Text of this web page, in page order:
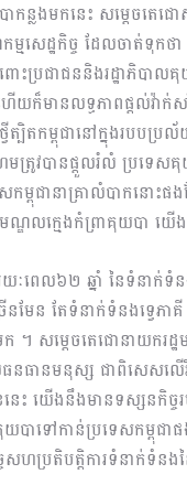
កន្លងមកនេះ សម្តេចតេជ
ម្មសេដ្ឋកិច្ច ដែលចាត់ទុ
ោះប្រជាជននិងរដ្ឋាភិបា
ក៏មានលទ្ធភាពផ្ដល់វ៉
វីត្បិតកម្ពុជានៅក្នុងរប
មត្រូវបានផ្ដួលរំលំ ប្រទេ
ពុជានាគ្រាលំបាកនោះ
ឌលក្មេងកំព្រាគុយបា យ
ពេល៦២ ឆ្នាំ នៃទំនាក់ទំ
មែន តែទំនាក់ទំនងទ្វេភា
សម្តេចតេជោនាយករដ្ឋ
ធនធានមនុស្ស ជាពិសេស
យើងនឹងមានទស្សនកិច្ចរ
ាទៅកាន់ប្រទេសកម្ពុជា
ហប្រតិបត្តិការទំនាក់ទំនង